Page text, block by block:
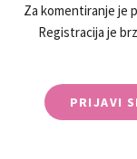
Za komentiranje je
Registracija je
PRIJAVI